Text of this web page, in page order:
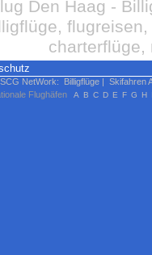
Den Haag -
charterflüge,
NetWork: Billigflüge | Skifahren
Flughäfen
A B C D E F G H